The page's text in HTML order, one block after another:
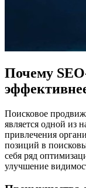
Почему
Поисковое
является одной из
привлечения
позиций в
себя ряд
улучшение